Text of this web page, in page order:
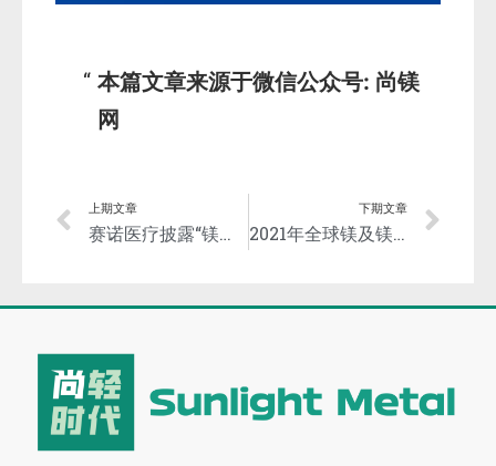
本篇文章来源于微信公众号: 尚镁
网
上期文章
赛诺医疗披露“镁合金全降解药物支架系统”研发项目进展！
下期文章
2021年全球镁及镁合金研究进展